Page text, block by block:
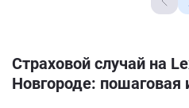
Страховой случай на
Новгороде: пошаговая